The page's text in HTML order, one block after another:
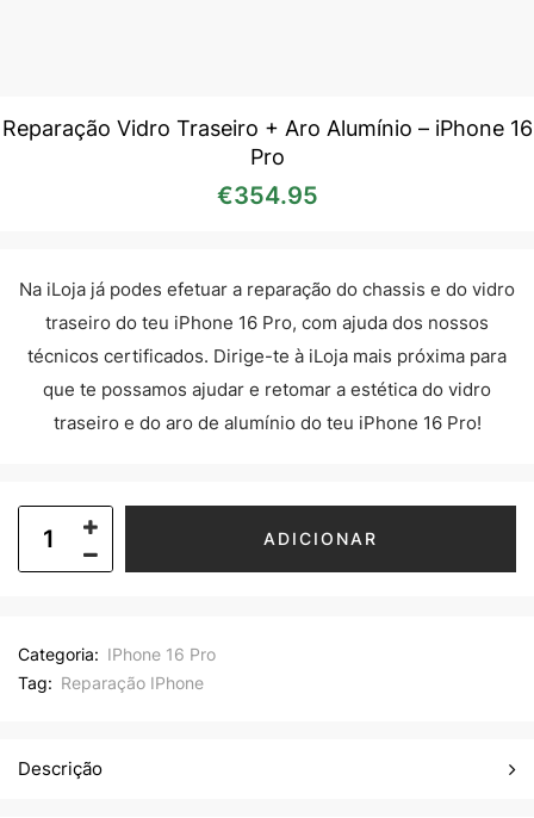
Reparação Vidro Traseiro + Aro Alumínio – iPhone 16
Pro
€354.95
Na iLoja já podes efetuar a reparação do chassis e do vidro
traseiro do teu iPhone 16 Pro, com ajuda dos nossos
técnicos certificados. Dirige-te à iLoja mais próxima para
que te possamos ajudar e retomar a estética do vidro
traseiro e do aro de alumínio do teu iPhone 16 Pro!
ADICIONAR
Categoria: IPhone 16 Pro
Tag: Reparação IPhone
Descrição